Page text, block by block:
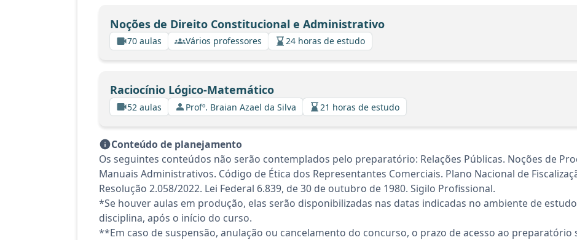
Noções de Direito Constitucional e Administrativo
70 aulas Vários professores 24 horas de estudo
Raciocínio Lógico-Matemático
52 aulas Profº. Braian Azael da Silva 21 horas de estudo
Conteúdo de planejamento
Os seguintes conteúdos não serão contemplados pelo preparatório: Relações Públicas. Noções de
Manuais Administrativos. Código de Ética dos Representantes Comerciais. Plano Nacional de
Resolução 2.058/2022. Lei Federal 6.839, de 30 de outubro de 1980. Sigilo Profissional.
*Se houver aulas em produção, elas serão disponibilizadas nas datas indicadas no ambiente de
disciplina, após o início do curso.
**Em caso de suspensão, anulação ou cancelamento do concurso, o prazo de acesso ao preparatório